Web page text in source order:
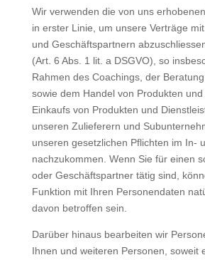
Wir verwenden die von uns
in erster Linie, um unsere Verträge
und Geschäftspartnern
(Art. 6 Abs. 1 lit. a DSGVO), so
Rahmen des Coachings, der
sowie dem Handel von Produkten
Einkaufs von Produkten und
unseren Zulieferern und
unseren gesetzlichen Pflichten im In-
nachzukommen. Wenn Sie für einen
oder Geschäftspartner tätig sind,
Funktion mit Ihren Personendaten
davon betroffen sein.
Darüber hinaus bearbeiten wir
Ihnen und weiteren Personen, soweit